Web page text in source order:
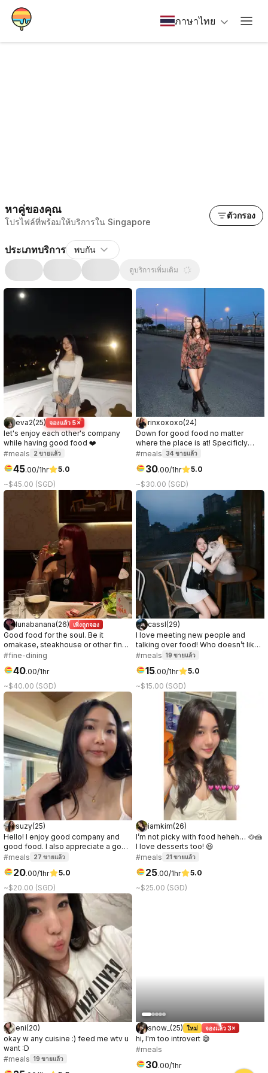
ภาษาไทย
หาคู่ของคุณ
โปรไฟล์ที่พร้อมให้บริการใน Singapore
ตัวกรอง
ประเภทบริการ พบกัน
ดูบริการเพิ่มเติม
eva2(25) จองแล้ว 5×
let's enjoy each other's company
while having good food ❤️
#meals
2 ขายแล้ว
45.00/1hr
5.0
~$45.00 (SGD)
rinxoxoxo(24)
Down for good food no matter
where the place is at! Specificly
love anything chocolate or ice
#meals 34 ขายแล้ว
30.00/1hr
5.0
~$30.00 (SGD)
lunabanana(26) เพิ่งถูกจอง
Good food for the soul. Be it
omakase, steakhouse or other fine
dinings. I’m always down to try new
#fine-dining
40.00/1hr
~$40.00 (SGD)
cassl(29)
I love meeting new people and
talking over food! Who doesn’t like
a good connection over great food
#meals 19 ขายแล้ว
15.00/1hr
5.0
~$15.00 (SGD)
suzy(25)
Hello! I enjoy good company and
good food. I also appreciate a good
conversation, it can be about
other party while on the date, so if
you're curious about me, let's meet!
:)
#meals 27 ขายแล้ว
20.00/1hr
5.0
~$20.00 (SGD)
iamkim(26)
I’m not picky with food heheh… 🥘🍰
I love desserts too! 😆
#meals
21 ขายแล้ว
25.00/1hr
5.0
~$25.00 (SGD)
eni(20)
okay w any cuisine :) feed me wtv u
want :D
#meals 19 ขายแล้ว
snow_ (25) ใหม่ จองแล้ว 3×
hi, I'm too introvert 😅
#meals
30.00/1hr